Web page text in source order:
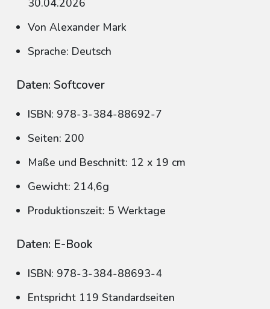
30.04.2026
Von Alexander Mark
Sprache: Deutsch
Daten: Softcover
ISBN: 978-3-384-88692-7
Seiten: 200
Maße und Beschnitt: 12 x 19 cm
Gewicht: 214,6g
Produktionszeit: 5 Werktage
Daten: E-Book
ISBN: 978-3-384-88693-4
Entspricht 119 Standardseiten